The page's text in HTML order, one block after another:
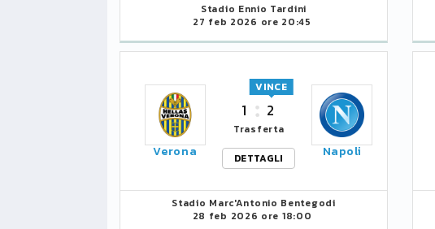
Stadio Ennio Tardini
27 feb 2026 ore 20:45
Verona
1 2
VINCE
Trasferta
DETTAGLI
Napoli
Stadio Marc'Antonio Bentegodi
28 feb 2026 ore 18:00